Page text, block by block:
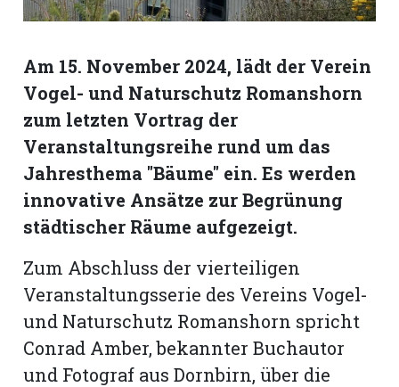
Mitteilungen
Am 15. November 2024, lädt der Verein
Vogel- und Naturschutz Romanshorn
zum letzten Vortrag der
Veranstaltungsreihe rund um das
Jahresthema "Bäume" ein. Es werden
innovative Ansätze zur Begrünung
städtischer Räume aufgezeigt.
Zum Abschluss der vierteiligen
Veranstaltungsserie des Vereins Vogel-
und Naturschutz Romanshorn spricht
Conrad Amber, bekannter Buchautor
und Fotograf aus Dornbirn, über die